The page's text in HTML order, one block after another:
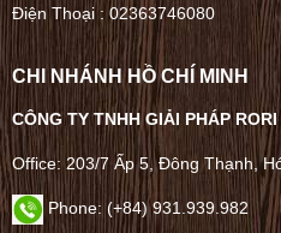
Điện Thoại :02363746080
CHI NHÁNH HỒ CHÍ MINH
CÔNG TY TNHH GIẢI PHÁP RORI
Office: 203/7 Ấp 5, Đông Thạnh,
Phone: (+84) 931.939.982